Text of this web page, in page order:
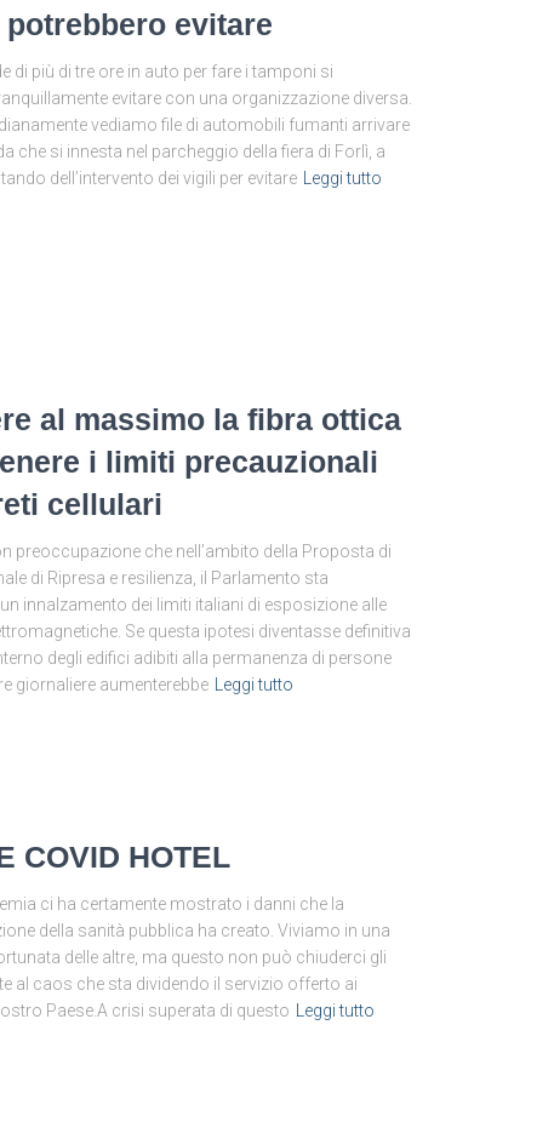
evitare
di più di tre ore in auto per fare i tamponi si
evitare con una organizzazione diversa.
vediamo file di automobili fumanti arrivare
che si innesta nel parcheggio della fiera di Forlì, a
dell’intervento dei vigili per evitare
Leggi tutto
al massimo la fibra ottica
i limiti precauzionali
cellulari
preoccupazione che nell’ambito della Proposta di
di Ripresa e resilienza, il Parlamento sta
innalzamento dei limiti italiani di esposizione alle
Se questa ipotesi diventasse definitiva
degli edifici adibiti alla permanenza di persone
giornaliere aumenterebbe
Leggi tutto
COVID HOTEL
ci ha certamente mostrato i danni che la
della sanità pubblica ha creato. Viviamo in una
delle altre, ma questo non può chiuderci gli
al caos che sta dividendo il servizio offerto ai
Paese.A crisi superata di questo
Leggi tutto